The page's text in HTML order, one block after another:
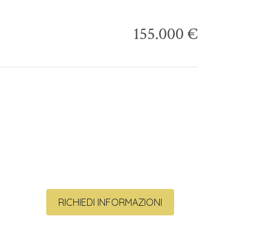
155.000 €
RICHIEDI INFORMAZIONI